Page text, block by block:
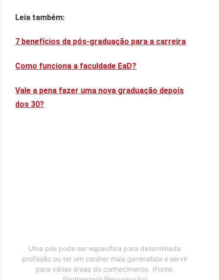
Leia também:
7 benefícios da pós-graduação para a carreira
Como funciona a faculdade EaD?
Vale a pena fazer uma nova graduação depois
dos 30?
Uma pós pode ser específica para determinada
profissão ou ter um caráter mais generalista e servir
para várias áreas do conhecimento. (Fonte: